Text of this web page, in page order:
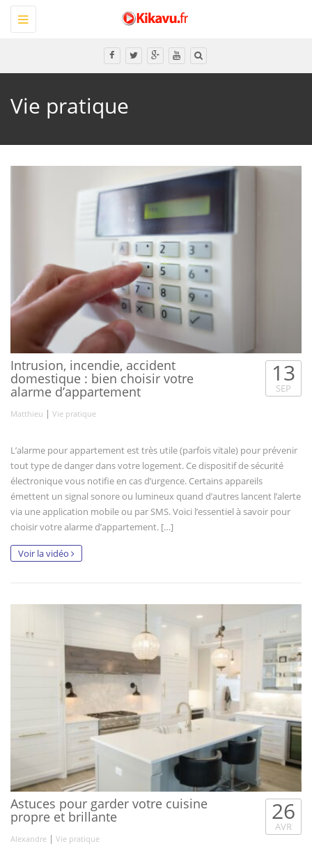
Toggle
navigation
Vie pratique
Intrusion, incendie, accident
domestique : bien choisir votre
alarme d’appartement
Matthieu | Vie pratique
13
SEP
L’alarme pour appartement est très utile (parfois vitale) pour prévenir
tout type de danger dans votre logement. Ce dispositif de sécurité
électronique vous notifie en cas d’urgence. Certains appareils
émettent un signal sonore ou lumineux quand d’autres lancent l’alerte
via une application mobile ou par SMS. Voici l’essentiel à savoir pour
choisir votre alarme d’appartement. […]
Voir la vidéo
Astuces pour garder votre cuisine
propre et brillante
Alexandre | Vie pratique
26
AVR